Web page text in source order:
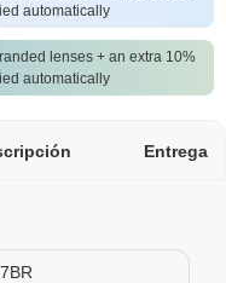
automatically
lenses + an extra 10%
automatically
Entrega